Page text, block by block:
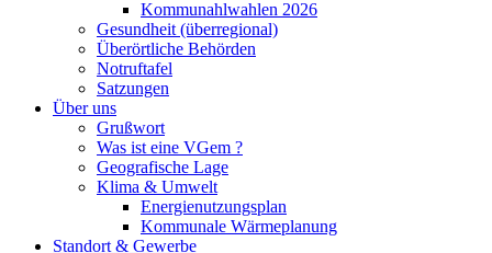
Kommunahlwahlen 2026
Gesundheit (überregional)
Überörtliche Behörden
Notruftafel
Satzungen
Über uns
Grußwort
Was ist eine VGem ?
Geografische Lage
Klima & Umwelt
Energienutzungsplan
Kommunale Wärmeplanung
Standort & Gewerbe